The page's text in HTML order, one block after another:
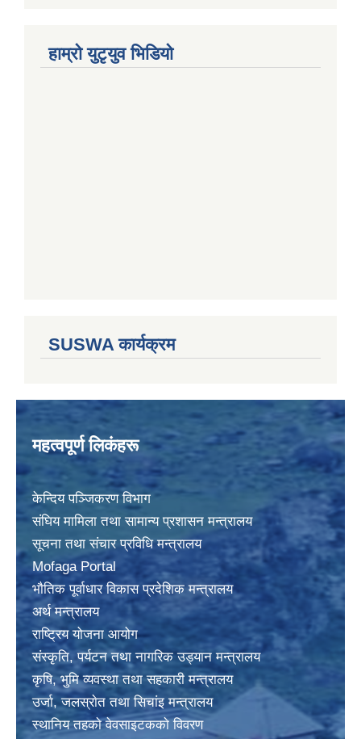
हाम्राे युटृयुव भिडियाे
SUSWA कार्यक्रम
महत्वपूर्ण लिकंहरू
केन्दिय पञ्जिकरण विभाग
संघिय मामिला तथा सामान्य प्रशासन मन्त्रालय
सूचना तथा संचार प्रविधि मन्त्रालय
Mofaga Portal
भाैतिक पूर्वाधार विकास प्रदेशिक मन्त्रालय
अर्थ मन्त्रालय
राष्ट्रिय योजना आयोग
संस्कृति, पर्यटन तथा नागरिक उड्यान मन्त्रालय
कृषि, भुमि व्यवस्था तथा सहकारी मन्त्रालय
उर्जा, जलस्राेत तथा सिचांइ मन्त्रालय
स्थानिय तहकाे वेवसाइटककाे विवरण